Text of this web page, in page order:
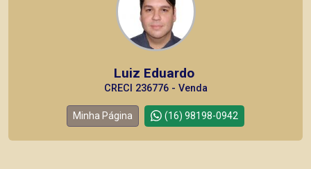
Luiz Eduardo
CRECI 236776 - Venda
Minha Página (16) 98198-0942